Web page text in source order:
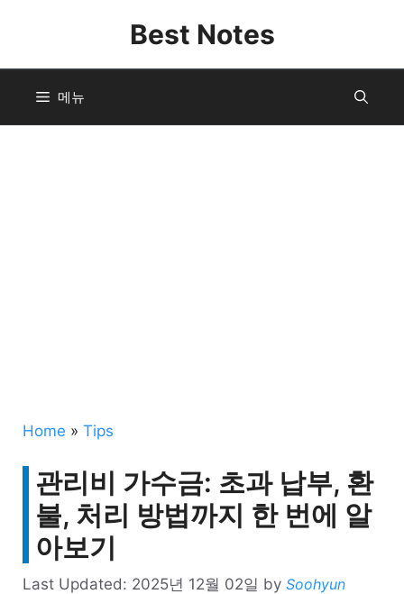
너
Best Notes
메뉴
Home » Tips
관리비 가수금: 초과 납부, 환
불, 처리 방법까지 한 번에 알
아보기
Last Updated: 2025년 12월 02일 by Soohyun